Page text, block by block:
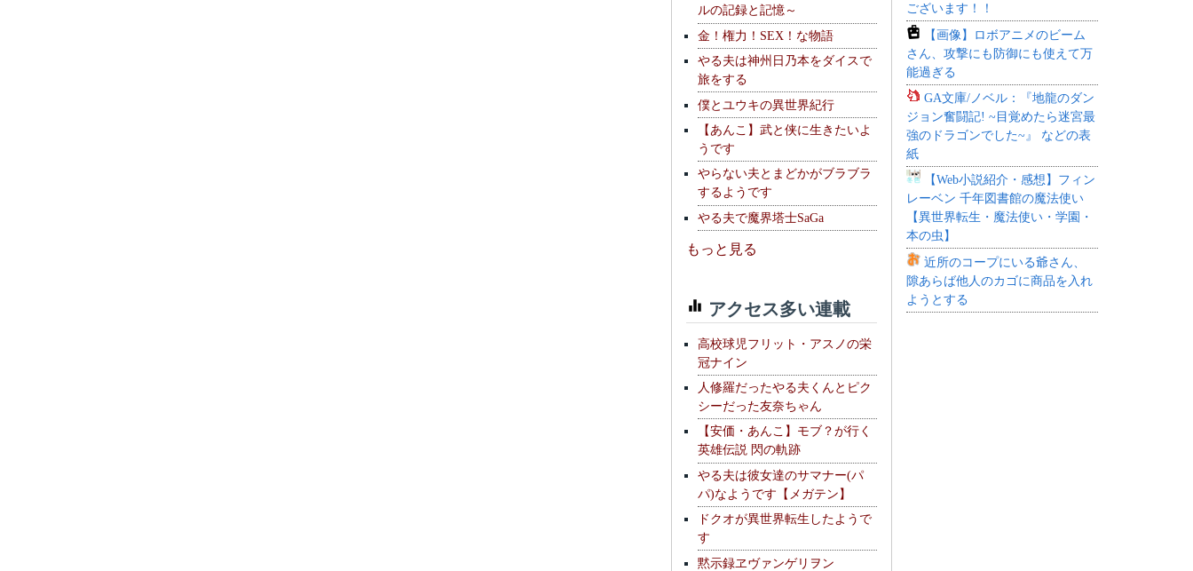
ルの記録と記憶～
金！権力！SEX！な物語
やる夫は神州日乃本をダイスで
旅をする
僕とユウキの異世界紀行
【あんこ】武と侠に生きたいよ
うです
やらない夫とまどかがブラブラ
するようです
やる夫で魔界塔士SaGa
もっと見る
アクセス多い連載
高校球児フリット・アスノの栄
冠ナイン
人修羅だったやる夫くんとピク
シーだった友奈ちゃん
【安価・あんこ】モブ？が行く
英雄伝説 閃の軌跡
やる夫は彼女達のサマナー(パ
パ)なようです【メガテン】
ドクオが異世界転生したようで
す
黙示録ヱヴァンゲリヲン
ございます！！
【画像】ロボアニメのビーム
さん、攻撃にも防御にも使えて万
能過ぎる
GA文庫/ノベル：『地龍のダン
ジョン奮闘記! ~目覚めたら迷宮最
強のドラゴンでした~』 などの表
紙
【Web小説紹介・感想】フィン
レーベン 千年図書館の魔法使い
【異世界転生・魔法使い・学園・
本の虫】
近所のコープにいる爺さん、
隙あらば他人のカゴに商品を入れ
ようとする